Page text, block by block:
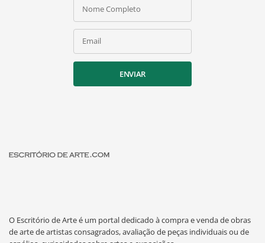
Nome Completo
Email
ENVIAR
O Escritório de Arte é um portal dedicado à compra e venda de obras
de arte de artistas consagrados, avaliação de peças individuais ou de